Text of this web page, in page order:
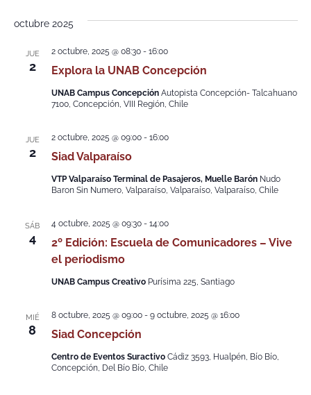
octubre 2025
JUE
2 Explora la UNAB Concepción
2 octubre, 2025 @ 08:30- 16:00
UNAB Campus Concepción Autopista Concepción- Talcahuano
7100, Concepción, VIII Región, Chile
JUE
2 Siad Valparaíso
2 octubre, 2025 @ 09:00- 16:00
VTP Valparaíso Terminal de Pasajeros, Muelle Barón Nudo
Baron Sin Numero, Valparaíso, Valparaíso, Valparaíso, Chile
SÁB
4
2º Edición: Escuela de Comunicadores – Vive
el periodismo
4 octubre, 2025 @ 09:30- 14:00
UNAB Campus Creativo Purísima 225, Santiago
MIÉ
8 Siad Concepción
8 octubre, 2025 @ 09:00- 9 octubre, 2025 @ 16:00
Centro de Eventos Suractivo Cádiz 3593, Hualpén, Bío Bío,
Concepción, Del Bío Bío, Chile